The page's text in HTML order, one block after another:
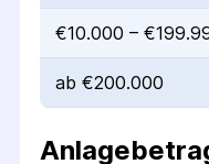
€10.000 –
ab €200.000